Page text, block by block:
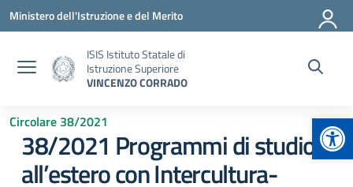
Vai ai contenuti
Vai al menu di navigazione
Vai al footer
Ministero dell'Istruzione e del Merito
ISIS Istituto Statale di
Istruzione Superiore
VINCENZO CORRADO
Circolare 38/2021
38/2021 Programmi di studio
all’estero con Intercultura-